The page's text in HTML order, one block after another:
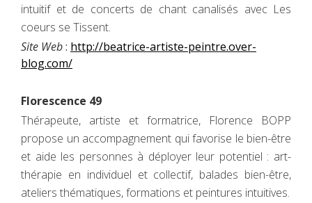
intuitif et de concerts de chant canalisés avec Les
coeurs se Tissent.
Site Web: http://beatrice-artiste-peintre.over-
blog.com/
Florescence 49
Thérapeute, artiste et formatrice, Florence BOPP
propose un accompagnement qui favorise le bien-être
et aide les personnes à déployer leur potentiel : art-
thérapie en individuel et collectif, balades bien-être,
ateliers thématiques, formations et peintures intuitives.